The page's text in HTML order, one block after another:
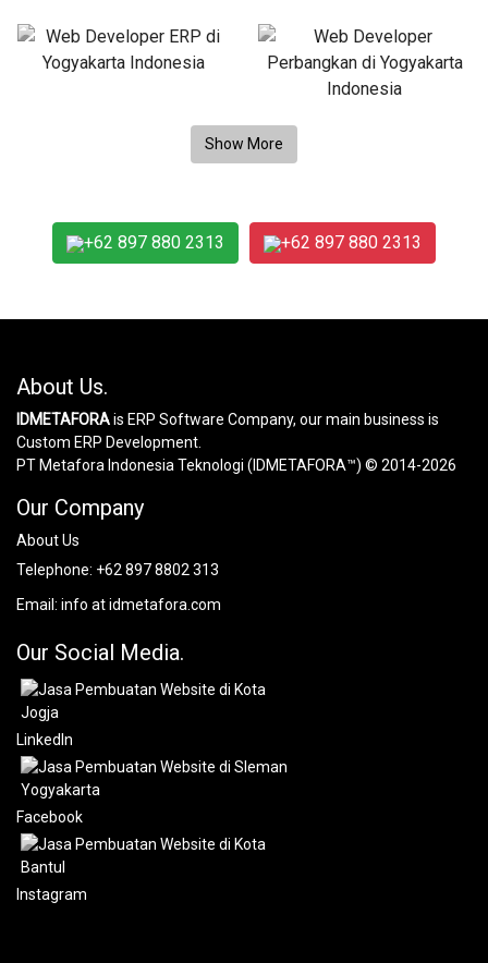
+62 897 880 2313 +62 897 880 2313
About Us.
IDMETAFORAis ERP Software Company, our main business is
Custom ERP Development.
PT Metafora Indonesia Teknologi (IDMETAFORA™) © 2014-2026
Our Company
About Us
Telephone: +62 897 8802 313
Email: info at idmetafora.com
Our Social Media.
LinkedIn
Facebook
Instagram